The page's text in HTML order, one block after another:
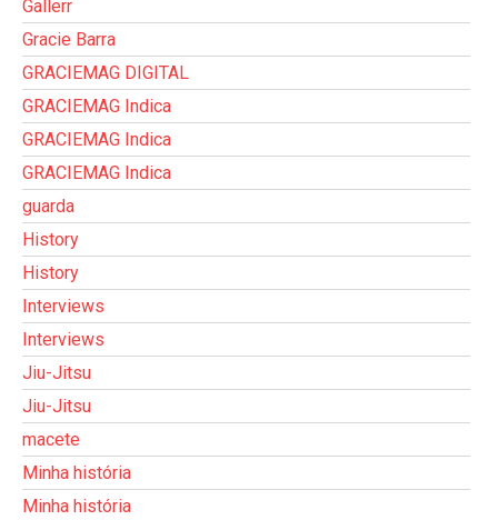
Gallerr
Gracie Barra
GRACIEMAG DIGITAL
GRACIEMAG Indica
GRACIEMAG Indica
GRACIEMAG Indica
guarda
History
History
Interviews
Interviews
Jiu-Jitsu
Jiu-Jitsu
macete
Minha história
Minha história